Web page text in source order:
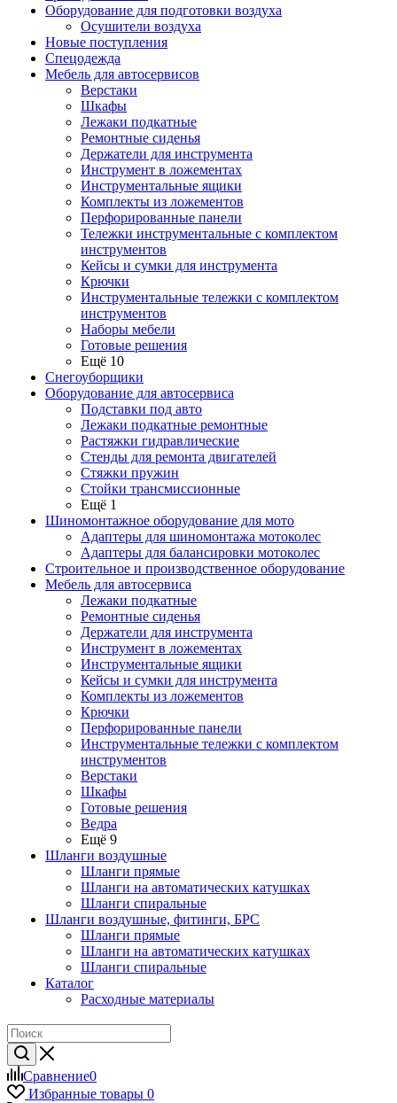
Оборудование для подготовки воздуха
Осушители воздуха
Новые поступления
Спецодежда
Мебель для автосервисов
Верстаки
Шкафы
Лежаки подкатные
Ремонтные сиденья
Держатели для инструмента
Инструмент в ложементах
Инструментальные ящики
Комплекты из ложементов
Перфорированные панели
Тележки инструментальные с комплектом
инструментов
Кейсы и сумки для инструмента
Крючки
Инструментальные тележки с комплектом
инструментов
Наборы мебели
Готовые решения
Ещё 10
Снегоуборщики
Оборудование для автосервиса
Подставки под авто
Лежаки подкатные ремонтные
Растяжки гидравлические
Стенды для ремонта двигателей
Стяжки пружин
Стойки трансмиссионные
Ещё 1
Шиномонтажное оборудование для мото
Адаптеры для шиномонтажа мотоколес
Адаптеры для балансировки мотоколес
Строительное и производственное оборудование
Мебель для автосервиса
Лежаки подкатные
Ремонтные сиденья
Держатели для инструмента
Инструмент в ложементах
Инструментальные ящики
Кейсы и сумки для инструмента
Комплекты из ложементов
Крючки
Перфорированные панели
Инструментальные тележки с комплектом
инструментов
Верстаки
Шкафы
Готовые решения
Ведра
Ещё 9
Шланги воздушные
Шланги прямые
Шланги на автоматических катушках
Шланги спиральные
Шланги воздушные, фитинги, БРС
Шланги прямые
Шланги на автоматических катушках
Шланги спиральные
Каталог
Расходные материалы
Сравнение0
Избранные товары 0